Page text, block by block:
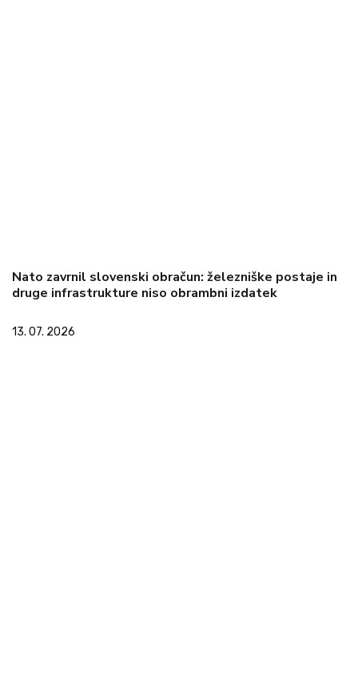
Nato zavrnil slovenski obračun: železniške postaje in
druge infrastrukture niso obrambni izdatek
13. 07. 2026